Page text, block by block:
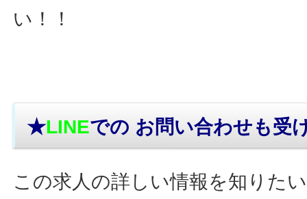
い！！
★LINEでの お問い合わせも受
この求人の詳しい情報を知りた